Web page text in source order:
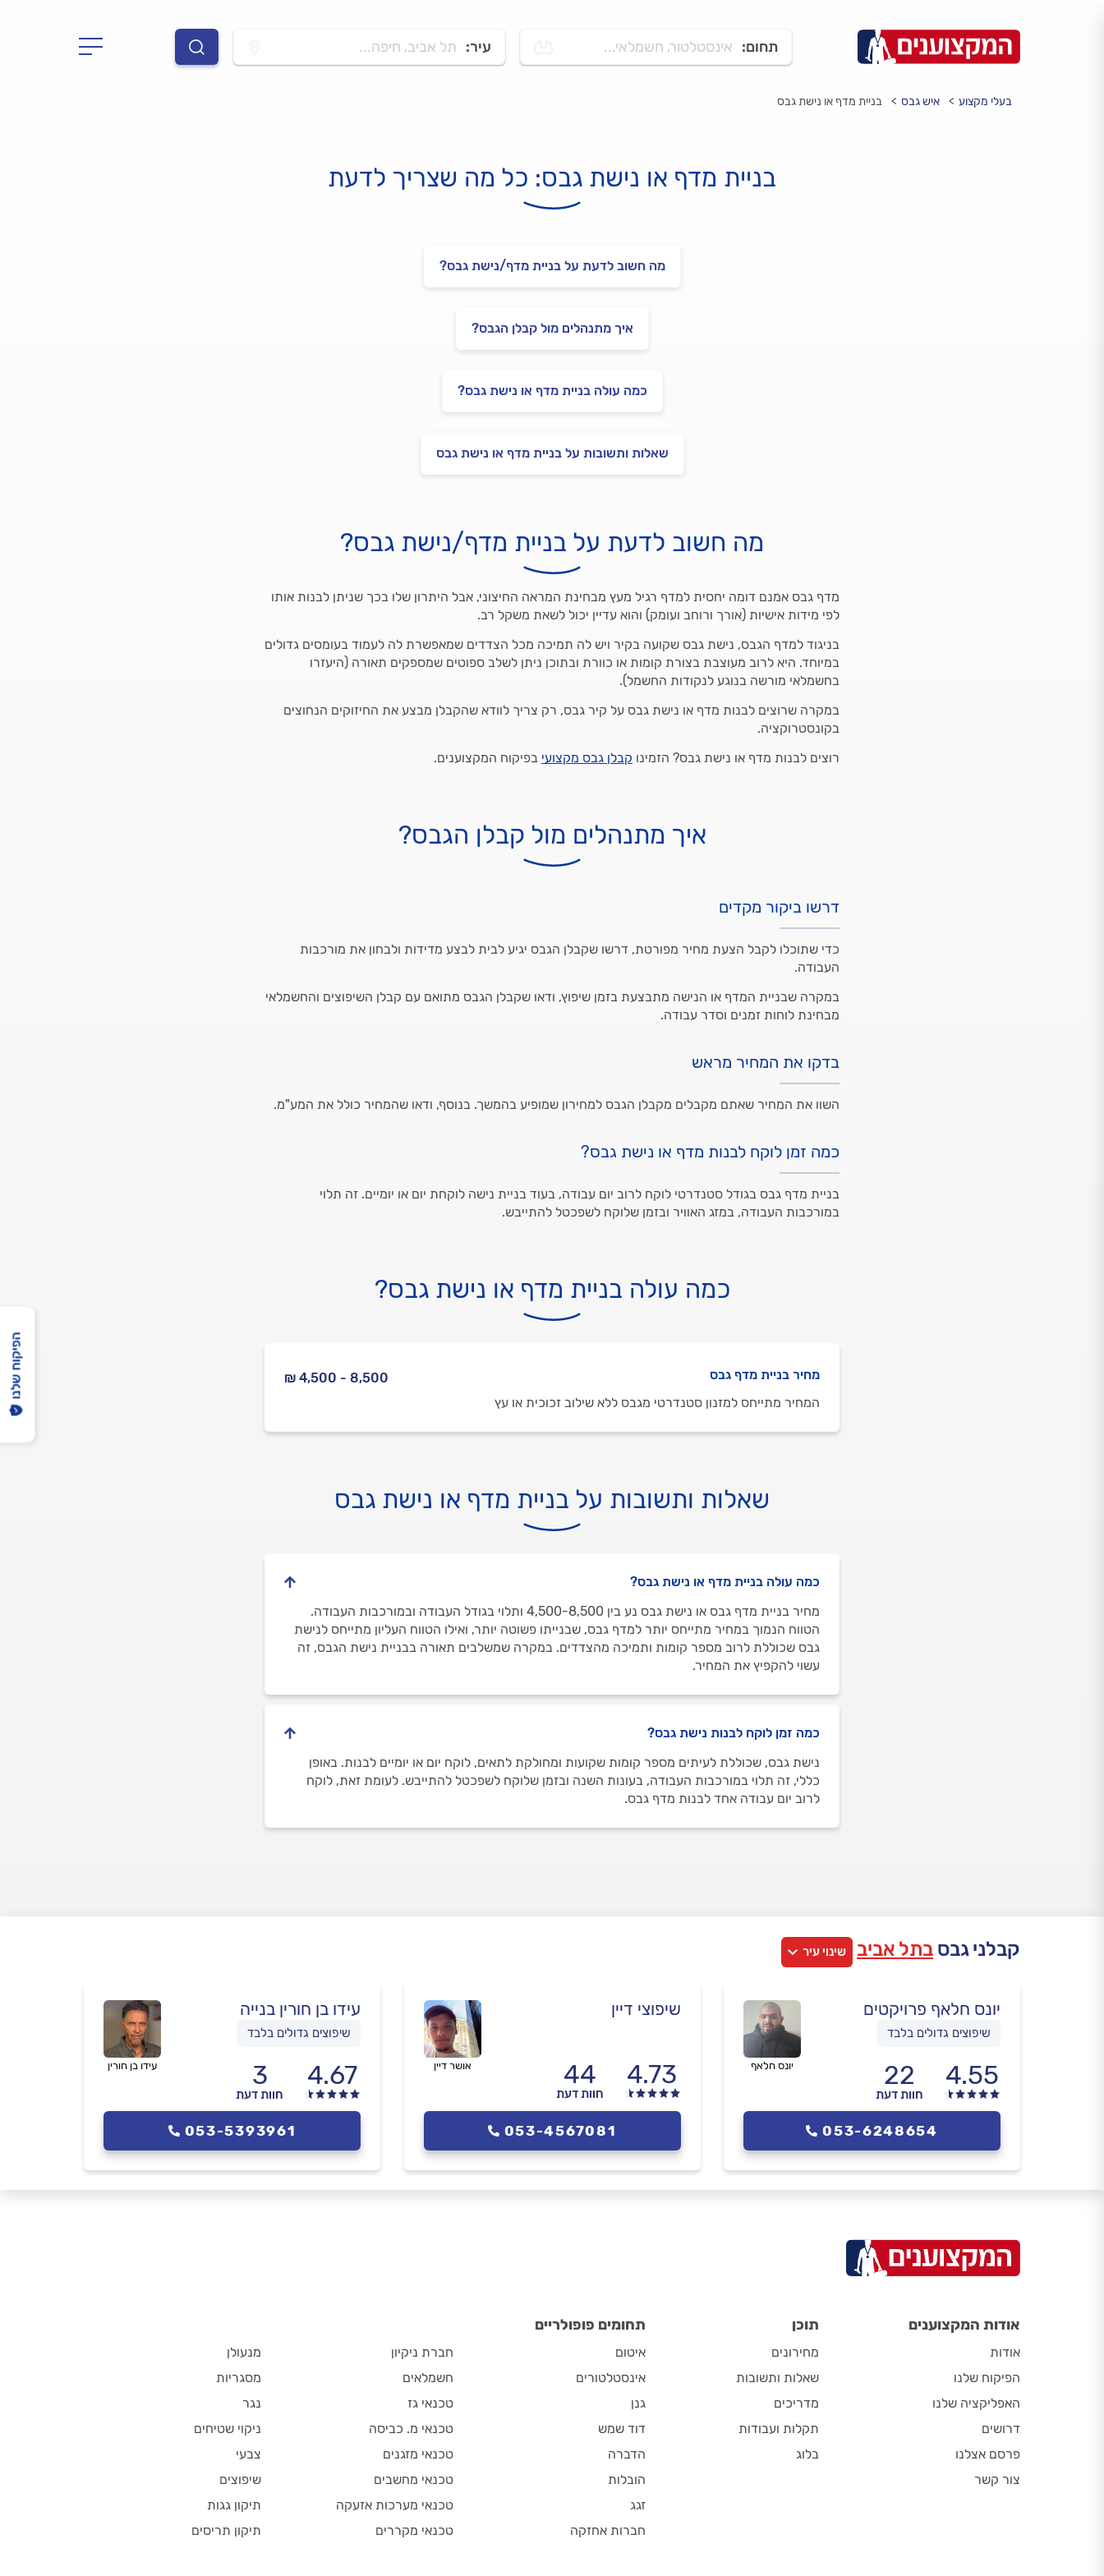
תחום: אינסטלטור, חשמלאי... עיר: תל אביב, חיפה...
בעלי מקצוע איש גבס בניית מדף או נישת גבס
בניית מדף או נישת גבס: כל מה שצריך לדעת
מה חשוב לדעת על בניית מדף/נישת גבס?
איך מתנהלים מול קבלן הגבס?
כמה עולה בניית מדף או נישת גבס?
שאלות ותשובות על בניית מדף או נישת גבס
מה חשוב לדעת על בניית מדף/נישת גבס?
מדף גבס אמנם דומה יחסית למדף רגיל מעץ מבחינת המראה החיצוני, אבל היתרון שלו בכך שניתן לבנות אותו
לפי מידות אישיות (אורך ורוחב ועומק) והוא עדיין יכול לשאת משקל רב.
בניגוד למדף הגבס, נישת גבס שקועה בקיר ויש לה תמיכה מכל הצדדים שמאפשרת לה לעמוד בעומסים גדולים
במיוחד. היא לרוב מעוצבת בצורת קומות או כוורת ובתוכן ניתן לשלב ספוטים שמספקים תאורה (היעזרו
בחשמלאי מורשה בנוגע לנקודות החשמל).
במקרה שרוצים לבנות מדף או נישת גבס על קיר גבס, רק צריך לוודא שהקבלן מבצע את החיזוקים הנחוצים
בקונסטרוקציה.
רוצים לבנות מדף או נישת גבס? הזמינו קבלן גבס מקצועי בפיקוח המקצוענים.
איך מתנהלים מול קבלן הגבס?
דרשו ביקור מקדים
כדי שתוכלו לקבל הצעת מחיר מפורטת, דרשו שקבלן הגבס יגיע לבית לבצע מדידות ולבחון את מורכבות
העבודה.
במקרה שבניית המדף או הנישה מתבצעת בזמן שיפוץ, ודאו שקבלן הגבס מתואם עם קבלן השיפוצים והחשמלאי
מבחינת לוחות זמנים וסדר עבודה.
בדקו את המחיר מראש
השוו את המחיר שאתם מקבלים מקבלן הגבס למחירון שמופיע בהמשך. בנוסף, ודאו שהמחיר כולל את המע"מ.
כמה זמן לוקח לבנות מדף או נישת גבס?
בניית מדף גבס בגודל סטנדרטי לוקח לרוב יום עבודה, בעוד בניית נישה לוקחת יום או יומיים. זה תלוי
במורכבות העבודה, במזג האוויר ובזמן שלוקח לשפכטל להתייבש.
כמה עולה בניית מדף או נישת גבס?
מחיר בניית מדף גבס
8,500 - 4,500 ₪
המחיר מתייחס למזנון סטנדרטי מגבס ללא שילוב זכוכית או עץ
שאלות ותשובות על בניית מדף או נישת גבס
כמה עולה בניית מדף או נישת גבס?
מחיר בניית מדף גבס או נישת גבס נע בין 4,500-8,500 ותלוי בגודל העבודה ובמורכבות העבודה.
הטווח הנמוך במחיר מתייחס יותר למדף גבס, שבנייתו פשוטה יותר, ואילו הטווח העליון מתייחס לנישת
גבס שכוללת לרוב מספר קומות ותמיכה מהצדדים. במקרה שמשלבים תאורה בבניית נישת הגבס, זה
עשוי להקפיץ את המחיר.
כמה זמן לוקח לבנות נישת גבס?
נישת גבס, שכוללת לעיתים מספר קומות שקועות ומחולקת לתאים, לוקח יום או יומיים לבנות. באופן
כללי, זה תלוי במורכבות העבודה, בעונות השנה ובזמן שלוקח לשפכטל להתייבש. לעומת זאת, לוקח
לרוב יום עבודה אחד לבנות מדף גבס.
קבלני גבס בתל אביב שינוי עיר
יונס חלאף פרויקטים
שיפוצים גדולים בלבד
4.55
22
חוות דעת
יונס חלאף
053-6248654
שיפוצי דיין
4.73
44
חוות דעת
אושר דיין
053-4567081
עידו בן חורין בנייה
שיפוצים גדולים בלבד
4.67
3
חוות דעת
עידו בן חורין
053-5393961
הפיקוח שלנו
אודות המקצוענים
אודות
הפיקוח שלנו
האפליקציה שלנו
דרושים
פרסם אצלנו
צור קשר
תוכן
מחירונים
שאלות ותשובות
מדריכים
תקלות ועבודות
בלוג
תחומים פופולריים
איטום
אינסטלטורים
גנן
דוד שמש
הדברה
הובלות
זגג
חברות אחזקה
חברת ניקיון
חשמלאים
טכנאי גז
טכנאי מ. כביסה
טכנאי מזגנים
טכנאי מחשבים
טכנאי מערכות אזעקה
טכנאי מקררים
מנעולן
מסגריות
נגר
ניקוי שטיחים
צבעי
שיפוצים
תיקון גגות
תיקון תריסים